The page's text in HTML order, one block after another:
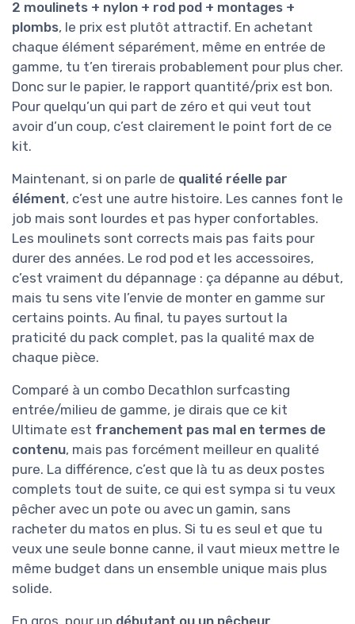
2 moulinets + nylon + rod pod + montages +
plombs, le prix est plutôt attractif. En achetant
chaque élément séparément, même en entrée de
gamme, tu t’en tirerais probablement pour plus cher.
Donc sur le papier, le rapport quantité/prix est bon.
Pour quelqu’un qui part de zéro et qui veut tout
avoir d’un coup, c’est clairement le point fort de ce
kit.
Maintenant, si on parle de qualité réelle par
élément, c’est une autre histoire. Les cannes font le
job mais sont lourdes et pas hyper confortables.
Les moulinets sont corrects mais pas faits pour
durer des années. Le rod pod et les accessoires,
c’est vraiment du dépannage : ça dépanne au début,
mais tu sens vite l’envie de monter en gamme sur
certains points. Au final, tu payes surtout la
praticité du pack complet, pas la qualité max de
chaque pièce.
Comparé à un combo Decathlon surfcasting
entrée/milieu de gamme, je dirais que ce kit
Ultimate est franchement pas mal en termes de
contenu, mais pas forcément meilleur en qualité
pure. La différence, c’est que là tu as deux postes
complets tout de suite, ce qui est sympa si tu veux
pêcher avec un pote ou avec un gamin, sans
racheter du matos en plus. Si tu es seul et que tu
veux une seule bonne canne, il vaut mieux mettre le
même budget dans un ensemble unique mais plus
solide.
En gros, pour un débutant ou un pêcheur